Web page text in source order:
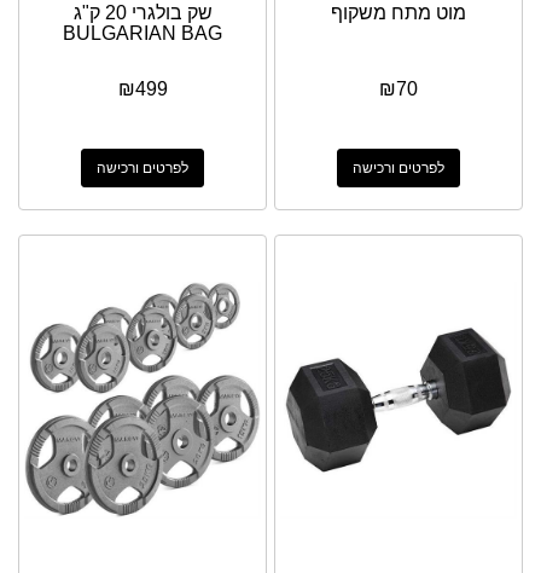
מוט מתח משקוף
₪70
לפרטים ורכישה
שק בולגרי 20 ק"ג
BULGARIAN BAG
₪499
לפרטים ורכישה